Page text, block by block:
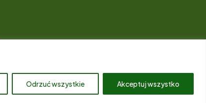
Odrzuć wszystkie Akceptuj wszystko